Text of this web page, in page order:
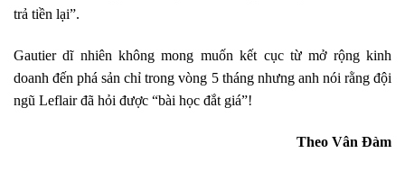
trả tiền lại”.
Gautier dĩ nhiên không mong muốn kết cục từ mở rộng kinh
doanh đến phá sản chỉ trong vòng 5 tháng nhưng anh nói rằng đội
ngũ Leflair đã hỏi được “bài học đắt giá”!
Theo Vân Đàm